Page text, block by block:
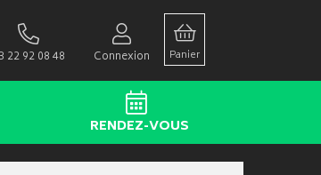
22 92 08 48 Connexion Panier
RENDEZ-VOUS